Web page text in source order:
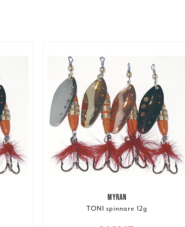
MYRAN
TONI spinnare 12g